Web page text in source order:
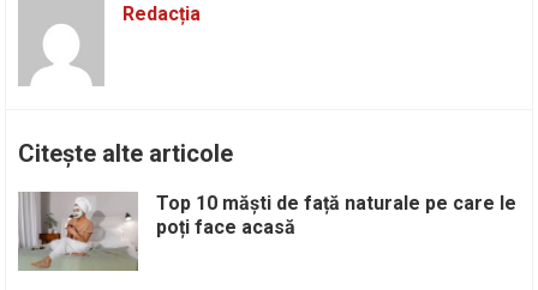
Redacția
Citește alte articole
Top 10 măști de față naturale pe care le
poți face acasă